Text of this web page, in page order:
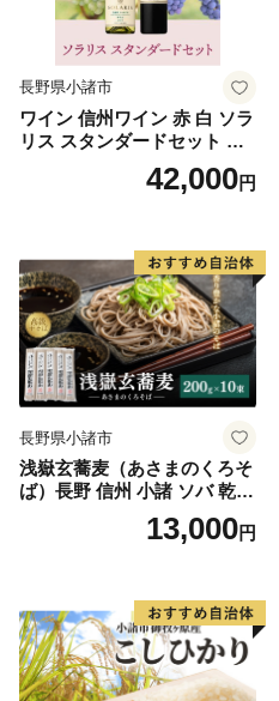
長野県小諸市
ワイン 信州ワイン 赤 白 ソラ
リス スタンダードセット ワ
インセット フレッシュ 果実
香 ほどよい酸味 アロマ 果実
42,000円
長野県小諸市
浅嶽玄蕎麦（あさまのくろそ
ば）長野 信州 小諸 ソバ 乾麺
お土産 ご当地 お取り寄せ 麺
13,000円